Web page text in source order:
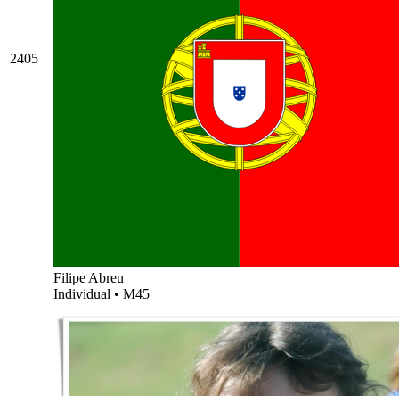
2405
Filipe Abreu
Individual • M45